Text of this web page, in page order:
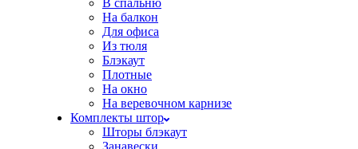
В спальню
На балкон
Для офиса
Из тюля
Блэкаут
Плотные
На окно
На веревочном карнизе
Комплекты штор
Шторы блэкаут
Занавески